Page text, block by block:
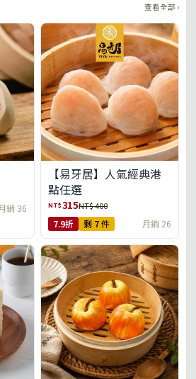
查看全部 ›
銷 36
【易牙居】人氣經典港
點任選
NT$315NT$ 400
7.9折 剩 7 件 月銷 26